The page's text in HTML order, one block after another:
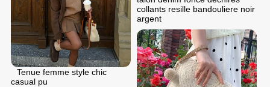
collants resille bandouliere noir
argent
Tenue femme style chic
casual pu